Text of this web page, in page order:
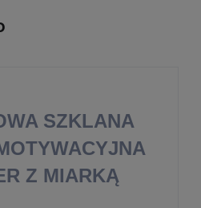
SZKLANA
Z MIARKĄ